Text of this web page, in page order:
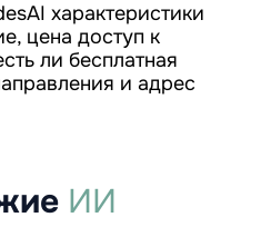
характеристики
цена доступ к
ли бесплатная
и адрес
ИИ